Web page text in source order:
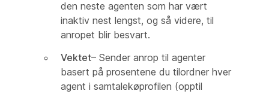
den neste agenten som har vært
inaktiv nest lengst, og så videre, til
anropet blir besvart.
Vektet– Sender anrop til agenter
basert på prosentene du tilordner hver
agent i samtalekøprofilen (opptil